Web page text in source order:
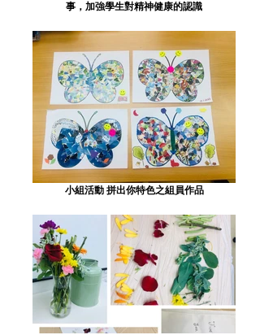
事，加強學生對精神健康的認識
小組活動 拼出你特色之組員作品